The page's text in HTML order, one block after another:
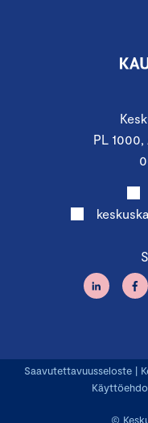
PL
©
Saavutettavuusseloste |